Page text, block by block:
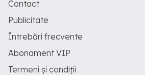
Contact
Publicitate
Întrebări frecvente
Abonament VIP
Termeni și condiții